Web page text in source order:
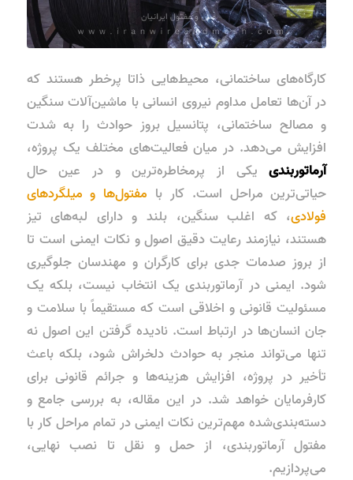
کارگاه‌های ساختمانی، محیط‌هایی ذاتا پرخطر هستند که
در آن‌ها تعامل مداوم نیروی انسانی با ماشین‌آلات سنگین
و مصالح ساختمانی، پتانسیل بروز حوادث را به شدت
افزایش می‌دهد. در میان فعالیت‌های مختلف یک پروژه،
آرماتوربندییکی از پرمخاطره‌ترین و در عین حال
حیاتی‌ترین مراحل است. کار با مفتول‌ها و میلگردهای
فولادی، که اغلب سنگین، بلند و دارای لبه‌های تیز
هستند، نیازمند رعایت دقیق اصول و نکات ایمنی است تا
از بروز صدمات جدی برای کارگران و مهندسان جلوگیری
شود. ایمنی در آرماتوربندی یک انتخاب نیست، بلکه یک
مسئولیت قانونی و اخلاقی است که مستقیماً با سلامت و
جان انسان‌ها در ارتباط است. نادیده گرفتن این اصول نه
تنها می‌تواند منجر به حوادث دلخراش شود، بلکه باعث
تأخیر در پروژه، افزایش هزینه‌ها و جرائم قانونی برای
کارفرمایان خواهد شد. در این مقاله، به بررسی جامع و
دسته‌بندی‌شده مهم‌ترین نکات ایمنی در تمام مراحل کار با
مفتول آرماتوربندی، از حمل و نقل تا نصب نهایی،
می‌پردازیم.